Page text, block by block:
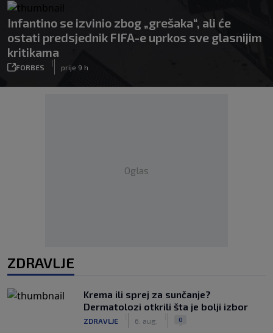
Infantino se izvinio zbog „grešaka“, ali će
ostati predsjednik FIFA-e uprkos sve glasnijim
kritikama
FORBES
|
prije 9 h
Oglas
ZDRAVLJE
Krema ili sprej za sunčanje?
Dermatolozi otkrili šta je bolji izbor
ZDRAVLJE 6. aug. 0